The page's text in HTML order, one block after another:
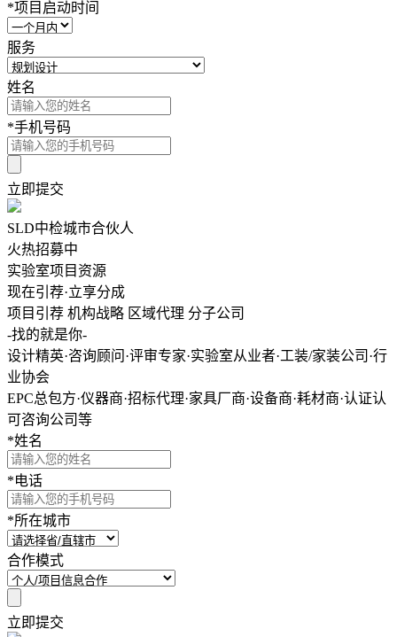
*项目启动时间
服务
姓名
*手机号码
立即提交
SLD中检城市合伙人
火热招募中
实验室项目资源
现在引荐·立享分成
项目引荐 机构战略 区域代理 分子公司
-找的就是你-
设计精英·咨询顾问·评审专家·实验室从业者·工装/家装公司·行
业协会
EPC总包方·仪器商·招标代理·家具厂商·设备商·耗材商·认证认
可咨询公司等
*姓名
*电话
*所在城市
合作模式
立即提交